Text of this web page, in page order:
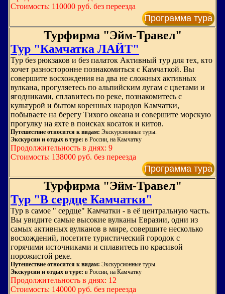
Стоимость: 110000 руб. без переезда
Программа тура
Турфирма "Эйм-Травел"
Тур "Камчатка ЛАЙТ"
Тур без рюкзаков и без палаток Активный тур для тех, кто
хочет разносторонне познакомиться с Камчаткой. Вы
совершите восхождения на два не сложных активных
вулкана, прогуляетесь по альпийским лугам с цветами и
ягодниками, сплавитесь по реке, познакомитесь с
культурой и бытом коренных народов Камчатки,
побываете на берегу Тихого океана и совершите морскую
прогулку на яхте в поисках косаток и китов.
Путешествие относится к видам: Экскурсионные туры.
Экскурсии и отдых в туре: в России, на Камчатку
Продолжительность в днях: 9
Стоимость: 138000 руб. без переезда
Программа тура
Турфирма "Эйм-Травел"
Тур "В сердце Камчатки"
Тур в самое " сердце" Камчатки - в её центральную часть.
Вы увидите самые высокие вулканы Евразии, одни из
самых активных вулканов в мире, совершите несколько
восхождений, посетите туристический городок с
горячими источниками и сплавитесь по красивой
порожистой реке.
Путешествие относится к видам: Экскурсионные туры.
Экскурсии и отдых в туре: в России, на Камчатку
Продолжительность в днях: 12
Стоимость: 140000 руб. без переезда